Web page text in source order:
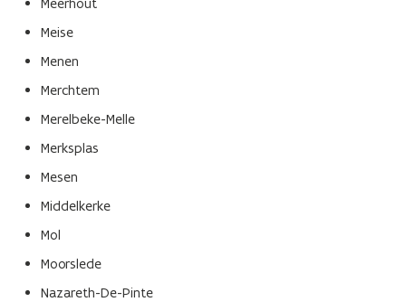
Meise
Menen
Merchtem
Merelbeke-Melle
Merksplas
Mesen
Middelkerke
Mol
Moorslede
Nazareth-De-Pinte